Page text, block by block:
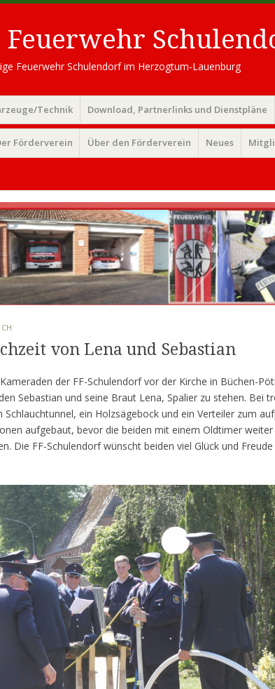
Feuerwehr Schulendorf im Herzogtum-Lauenburg
Technik Download, Partnerlinks und Dienstpläne
Förderverein Über den Förderverein Neues
von Lena und Sebastian
der FF-Schulendorf vor der Kirche in Büchen-
Sebastian und seine Braut Lena, Spalier zu stehen. Bei
ein Holzsägebock und ein Verteiler zum
aufgebaut, bevor die beiden mit einem Oldtimer
Die FF-Schulendorf wünscht beiden viel Glück und